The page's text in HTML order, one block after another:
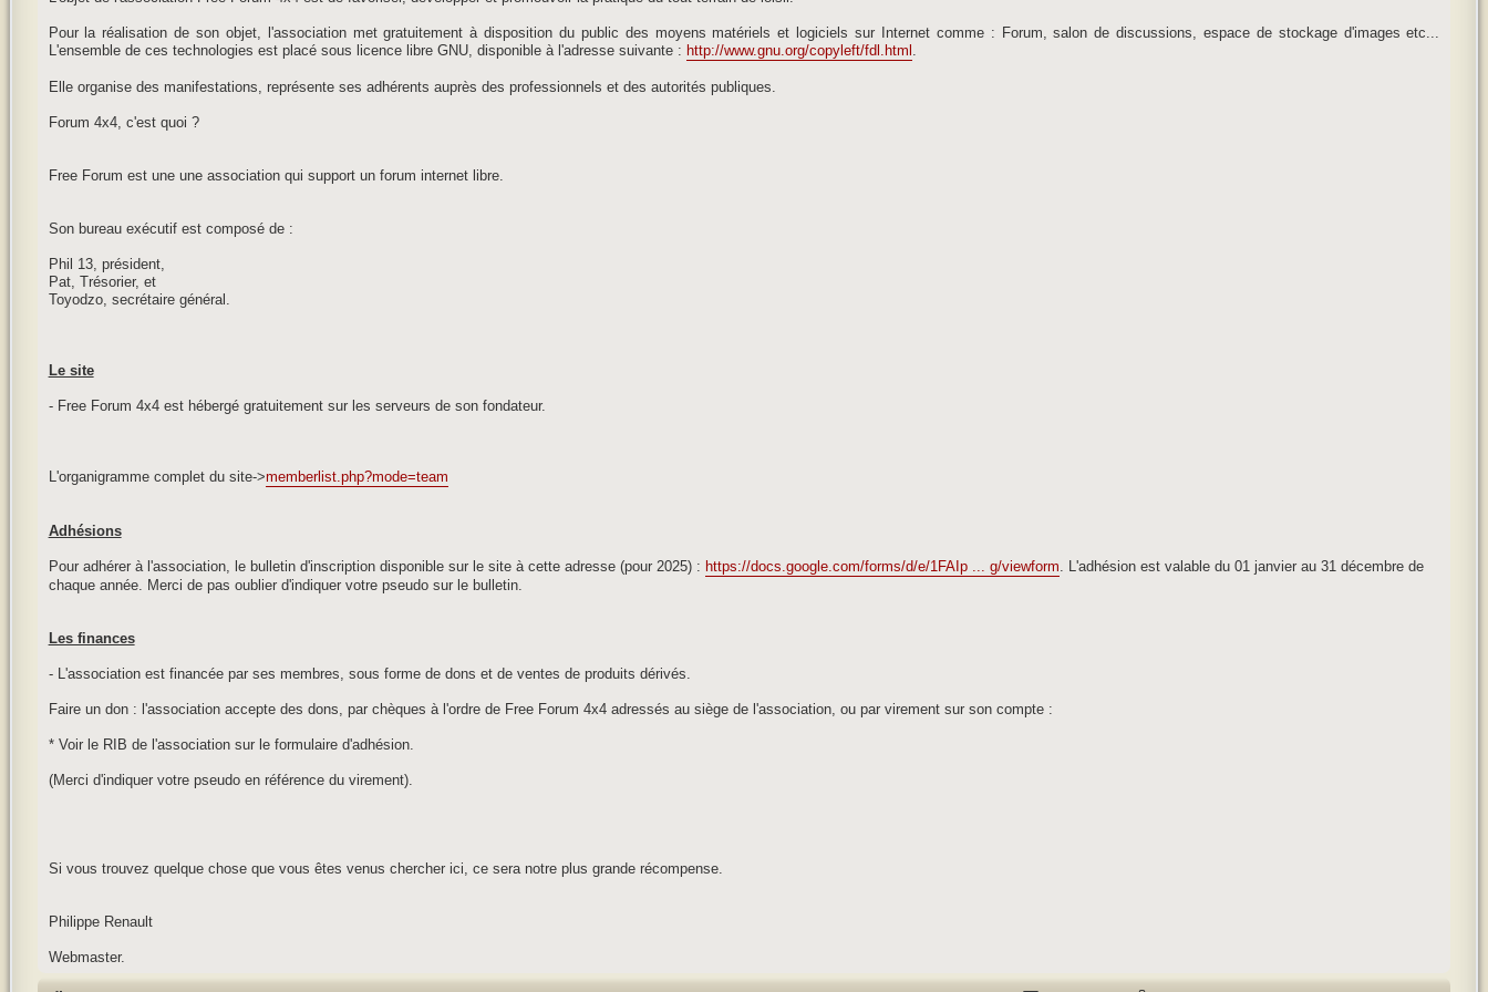
Pour la réalisation de son objet, l'association met gratuitement à disposition du public des moyens matériels et logiciels sur Internet comme : Forum, salon de discussions, espace de stockage d'images etc...
L'ensemble de ces technologies est placé sous licence libre GNU, disponible à l'adresse suivante : http://www.gnu.org/copyleft/fdl.html .
Elle organise des manifestations, représente ses adhérents auprès des professionnels et des autorités publiques.
Forum 4x4, c'est quoi ?
Free Forum est une une association qui support un forum internet libre.
Son bureau exécutif est composé de :
Phil 13, président,
Pat, Trésorier, et
Toyodzo, secrétaire général.
Le site
- Free Forum 4x4 est hébergé gratuitement sur les serveurs de son fondateur.
L'organigramme complet du site->memberlist.php?mode=team
Adhésions
Pour adhérer à l'association, le bulletin d'inscription disponible sur le site à cette adresse (pour 2025) : https://docs.google.com/forms/d/e/1FAIp ... g/viewform. L'adhésion est valable du 01 janvier au 31 décembre de
chaque année. Merci de pas oublier d'indiquer votre pseudo sur le bulletin.
Les finances
- L'association est financée par ses membres, sous forme de dons et de ventes de produits dérivés.
Faire un don : l'association accepte des dons, par chèques à l'ordre de Free Forum 4x4 adressés au siège de l'association, ou par virement sur son compte :
* Voir le RIB de l'association sur le formulaire d'adhésion.
(Merci d'indiquer votre pseudo en référence du virement).
Si vous trouvez quelque chose que vous êtes venus chercher ici, ce sera notre plus grande récompense.
Philippe Renault
Webmaster.